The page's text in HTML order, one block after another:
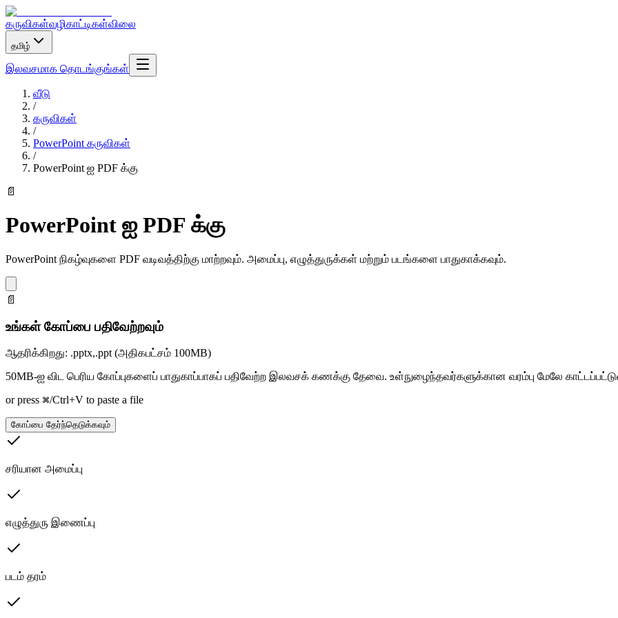
கருவிகள்வழிகாட்டிகள்விலை
தமிழ்
இலவசமாக தொடங்குங்கள்
வீடு
/
கருவிகள்
/
PowerPoint கருவிகள்
/
PowerPoint ஐ PDF க்கு
📄
PowerPoint ஐ PDF க்கு
PowerPoint நிகழ்வுகளை PDF வடிவத்திற்கு மாற்றவும். அமைப்பு, எழுத்துருக்கள் மற்றும் படங்களை பாதுகாக்கவும்.
📄
உங்கள் கோப்பை பதிவேற்றவும்
ஆதரிக்கிறது: .pptx,.ppt (அதிகபட்சம் 100MB)
50MB-ஐ விட பெரிய கோப்புகளைப் பாதுகாப்பாகப் பதிவேற்ற இலவசக் கணக்கு தேவை. உள்நுழைந்தவர்களுக்கான வரம்பு மேலே
or press ⌘/Ctrl+V to paste a file
கோப்பை தேர்ந்தெடுக்கவும்
சரியான அமைப்பு
எழுத்துரு இணைப்பு
படம் தரம்